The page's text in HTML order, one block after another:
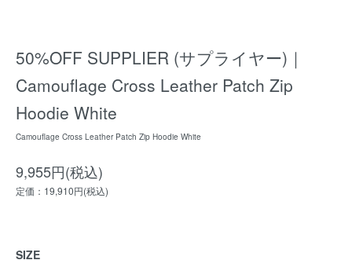
50%OFF SUPPLIER (サプライヤー)｜
Camouflage Cross Leather Patch Zip
Hoodie White
Camouflage Cross Leather Patch Zip Hoodie White
9,955円(税込)
定価：19,910円(税込)
SIZE